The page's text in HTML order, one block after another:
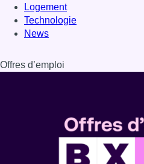
Logement
Technologie
News
Offres d’emploi